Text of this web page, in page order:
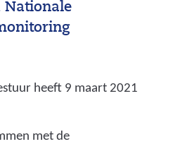
Nationale
heeft 9 maart 2021
met de